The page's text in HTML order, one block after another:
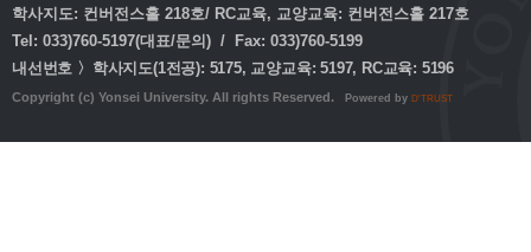
학사지도: 컨버전스홀 218호/ RC교육, 교양교육: 컨버전스홀 217호
Tel: 033)760-5197(대표/문의) / Fax: 033)760-5199
내선번호 〉학사지도(1전공): 5175, 교양교육: 5197, RC교육: 5196
Copyright (c) Yonsei University. All rights Reserved. Powered by D'TRUST